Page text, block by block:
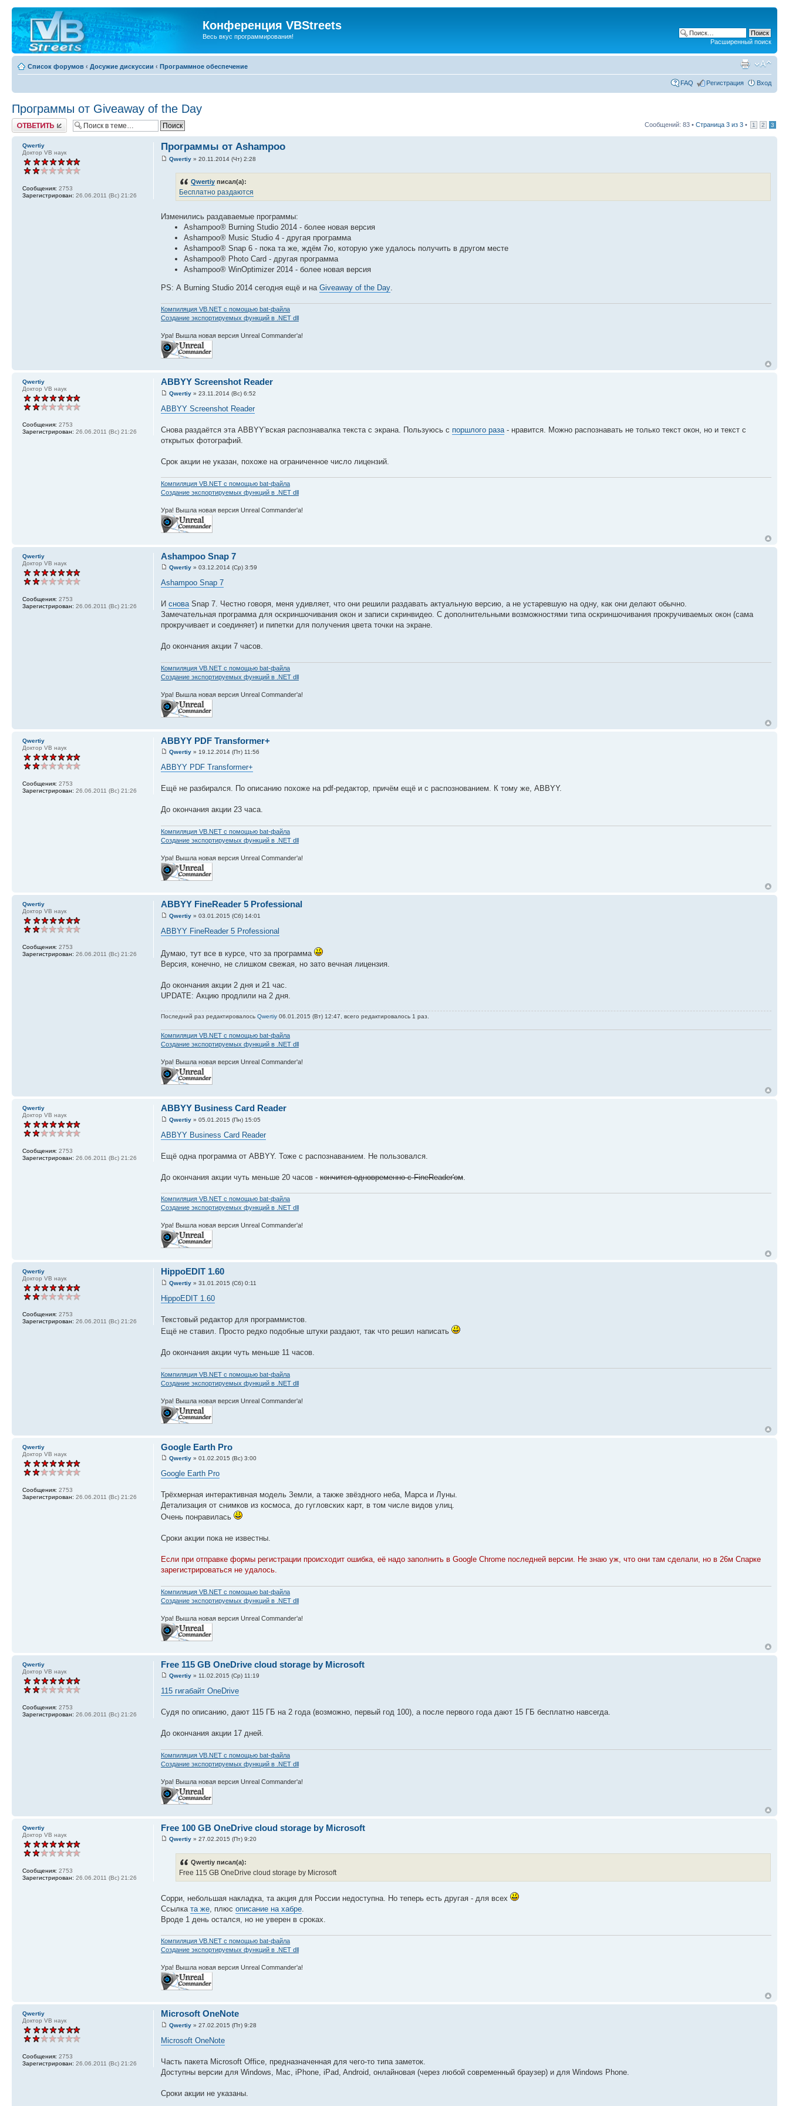
Конференция VBStreets
Весь вкус программирования!
Расширенный поиск
Список форумов ‹ Досужие дискуссии ‹ Программное обеспечение
FAQ Регистрация Вход
Программы от Giveaway of the Day
Ответить Сообщений: 83 • Страница 3 из 3 • 1 2 3
Qwertiy
Доктор VB наук
Сообщения: 2753
Зарегистрирован: 26.06.2011 (Вс) 21:26
Программы от Ashampoo
Qwertiy» 20.11.2014 (Чт) 2:28
Qwertiyписал(а):
Бесплатно раздаются
Изменились раздаваемые программы:
Ashampoo® Burning Studio 2014 - более новая версия
Ashampoo® Music Studio 4 - другая программа
Ashampoo® Snap 6 - пока та же, ждём 7ю, которую уже удалось получить в другом месте
Ashampoo® Photo Card - другая программа
Ashampoo® WinOptimizer 2014 - более новая версия
PS: А Burning Studio 2014 сегодня ещё и на Giveaway of the Day.
Компиляция VB.NET с помощью bat-файла
Создание экспортируемых функций в .NET dll
Ура! Вышла новая версия Unreal Commаnder'а!
Qwertiy
Доктор VB наук
Сообщения: 2753
Зарегистрирован: 26.06.2011 (Вс) 21:26
ABBYY Screenshot Reader
Qwertiy» 23.11.2014 (Вс) 6:52
ABBYY Screenshot Reader
Снова раздаётся эта ABBYY'вская распознавалка текста с экрана. Пользуюсь с поршлого раза- нравится. Можно распознавать не только текст окон, но и текст с
открытых фотографий.
Срок акции не указан, похоже на ограниченное число лицензий.
Компиляция VB.NET с помощью bat-файла
Создание экспортируемых функций в .NET dll
Ура! Вышла новая версия Unreal Commаnder'а!
Qwertiy
Доктор VB наук
Сообщения: 2753
Зарегистрирован: 26.06.2011 (Вс) 21:26
Ashampoo Snap 7
Qwertiy» 03.12.2014 (Ср) 3:59
Ashampoo Snap 7
И сноваSnap 7. Честно говоря, меня удивляет, что они решили раздавать актуальную версию, а не устаревшую на одну, как они делают обычно.
Замечательная программа для оскриншочивания окон и записи скринвидео. С дополнительными возможностями типа оскриншочивания прокручиваемых окон (сама
прокручивает и соединяет) и пипетки для получения цвета точки на экране.
До окончания акции 7 часов.
Компиляция VB.NET с помощью bat-файла
Создание экспортируемых функций в .NET dll
Ура! Вышла новая версия Unreal Commаnder'а!
Qwertiy
Доктор VB наук
Сообщения: 2753
Зарегистрирован: 26.06.2011 (Вс) 21:26
ABBYY PDF Transformer+
Qwertiy» 19.12.2014 (Пт) 11:56
ABBYY PDF Transformer+
Ещё не разбирался. По описанию похоже на pdf-редактор, причём ещё и с распознованием. К тому же, ABBYY.
До окончания акции 23 часа.
Компиляция VB.NET с помощью bat-файла
Создание экспортируемых функций в .NET dll
Ура! Вышла новая версия Unreal Commаnder'а!
Qwertiy
Доктор VB наук
Сообщения: 2753
Зарегистрирован: 26.06.2011 (Вс) 21:26
ABBYY FineReader 5 Professional
Qwertiy» 03.01.2015 (Сб) 14:01
ABBYY FineReader 5 Professional
Думаю, тут все в курсе, что за программа
Версия, конечно, не слишком свежая, но зато вечная лицензия.
До окончания акции 2 дня и 21 час.
UPDATE: Акцию продлили на 2 дня.
Последний раз редактировалось Qwertiy06.01.2015 (Вт) 12:47, всего редактировалось 1 раз.
Компиляция VB.NET с помощью bat-файла
Создание экспортируемых функций в .NET dll
Ура! Вышла новая версия Unreal Commаnder'а!
Qwertiy
Доктор VB наук
Сообщения: 2753
Зарегистрирован: 26.06.2011 (Вс) 21:26
ABBYY Business Card Reader
Qwertiy» 05.01.2015 (Пн) 15:05
ABBYY Business Card Reader
Ещё одна программа от ABBYY. Тоже с распознаванием. Не пользовался.
До окончания акции чуть меньше 20 часов - кончится одновременно с FineReader'ом.
Компиляция VB.NET с помощью bat-файла
Создание экспортируемых функций в .NET dll
Ура! Вышла новая версия Unreal Commаnder'а!
Qwertiy
Доктор VB наук
Сообщения: 2753
Зарегистрирован: 26.06.2011 (Вс) 21:26
HippoEDIT 1.60
Qwertiy» 31.01.2015 (Сб) 0:11
HippoEDIT 1.60
Текстовый редактор для программистов.
Ещё не ставил. Просто редко подобные штуки раздают, так что решил написать
До окончания акции чуть меньше 11 часов.
Компиляция VB.NET с помощью bat-файла
Создание экспортируемых функций в .NET dll
Ура! Вышла новая версия Unreal Commаnder'а!
Qwertiy
Доктор VB наук
Сообщения: 2753
Зарегистрирован: 26.06.2011 (Вс) 21:26
Google Earth Pro
Qwertiy» 01.02.2015 (Вс) 3:00
Google Earth Pro
Трёхмерная интерактивная модель Земли, а также звёздного неба, Марса и Луны.
Детализация от снимков из космоса, до гугловских карт, в том числе видов улиц.
Очень понравилась
Сроки акции пока не известны.
Если при отправке формы регистрации происходит ошибка, её надо заполнить в Google Chrome последней версии. Не знаю уж, что они там сделали, но в 26м Спарке
зарегистрироваться не удалось.
Компиляция VB.NET с помощью bat-файла
Создание экспортируемых функций в .NET dll
Ура! Вышла новая версия Unreal Commаnder'а!
Qwertiy
Доктор VB наук
Сообщения: 2753
Зарегистрирован: 26.06.2011 (Вс) 21:26
Free 115 GB OneDrive cloud storage by Microsoft
Qwertiy» 11.02.2015 (Ср) 11:19
115 гигабайт OneDrive
Судя по описанию, дают 115 ГБ на 2 года (возможно, первый год 100), а после первого года дают 15 ГБ бесплатно навсегда.
До окончания акции 17 дней.
Компиляция VB.NET с помощью bat-файла
Создание экспортируемых функций в .NET dll
Ура! Вышла новая версия Unreal Commаnder'а!
Qwertiy
Доктор VB наук
Сообщения: 2753
Зарегистрирован: 26.06.2011 (Вс) 21:26
Free 100 GB OneDrive cloud storage by Microsoft
Qwertiy» 27.02.2015 (Пт) 9:20
Qwertiy писал(а):
Free 115 GB OneDrive cloud storage by Microsoft
Сорри, небольшая накладка, та акция для России недоступна. Но теперь есть другая - для всех
Ссылка та же, плюс описание на хабре.
Вроде 1 день остался, но не уверен в сроках.
Компиляция VB.NET с помощью bat-файла
Создание экспортируемых функций в .NET dll
Ура! Вышла новая версия Unreal Commаnder'а!
Qwertiy
Доктор VB наук
Сообщения: 2753
Зарегистрирован: 26.06.2011 (Вс) 21:26
Microsoft OneNote
Qwertiy» 27.02.2015 (Пт) 9:28
Microsoft OneNote
Часть пакета Microsoft Office, предназначенная для чего-то типа заметок.
Доступны версии для Windows, Mac, iPhone, iPad, Android, онлайновая (через любой современный браузер) и для Windows Phone.
Сроки акции не указаны.